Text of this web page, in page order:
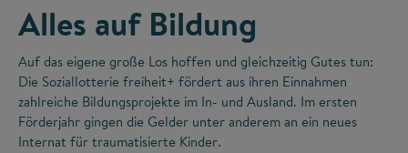
Alles auf Bildung
Auf das eigene große Los hoffen und gleichzeitig Gutes tun:
Die Soziallotterie freiheit+ fördert aus ihren Einnahmen
zahlreiche Bildungsprojekte im In- und Ausland. Im ersten
Förderjahr gingen die Gelder unter anderem an ein neues
Internat für traumatisierte Kinder.